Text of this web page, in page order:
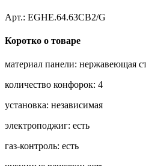
Арт.: EGHE.64.63CB2/G
Коротко о товаре